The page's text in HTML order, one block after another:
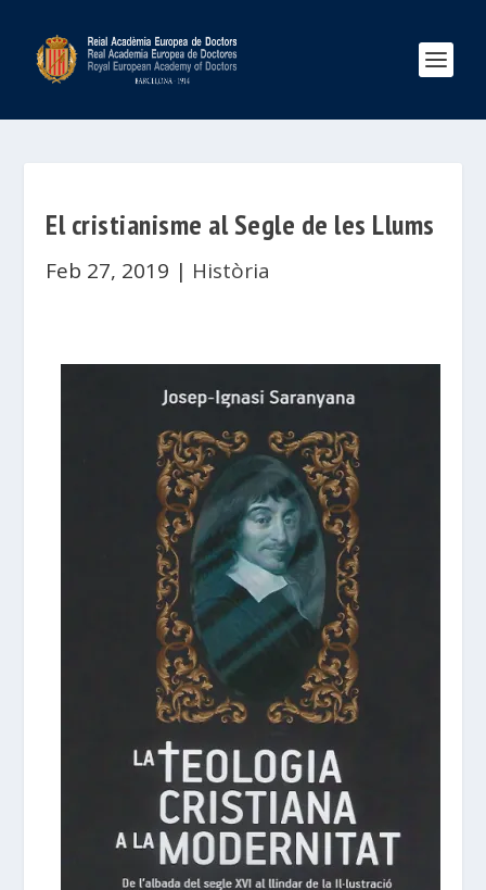
El cristianisme al Segle de les Llums
Feb 27, 2019 | Història